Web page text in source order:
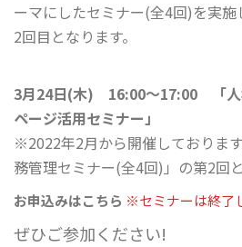
ーマにしたセミナー(全4回)を実
2回目となります。
3月24日(木) 16:00～17:00 「人
ページ活用セミナー」
※2022年2月から開催しておりま
務管理セミナー(全4回)」の第2回と
お申込みはこちら ※セミナーは終了
ぜひご参加ください!